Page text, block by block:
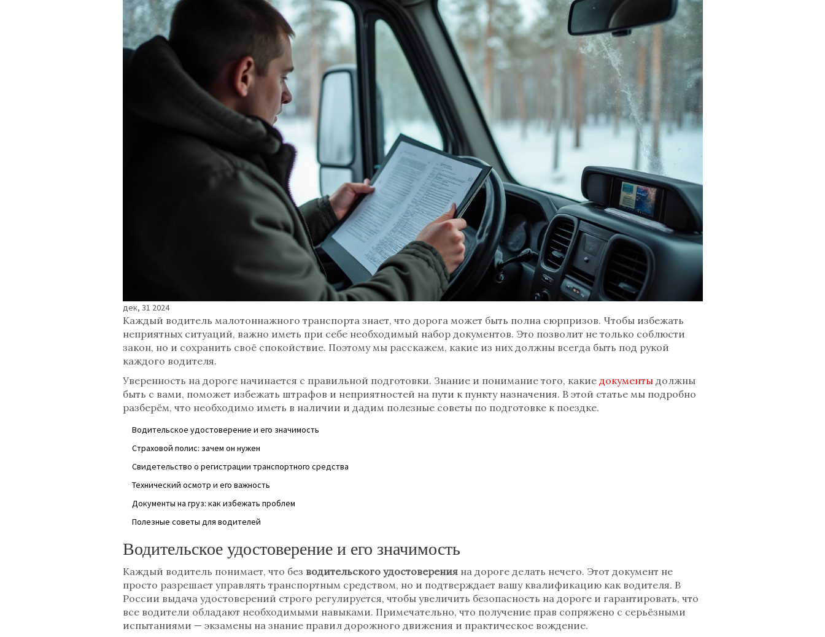
дек, 31 2024
Каждый водитель малотоннажного транспорта знает, что дорога может быть полна сюрпризов. Чтобы избежать
неприятных ситуаций, важно иметь при себе необходимый набор документов. Это позволит не только соблюсти
закон, но и сохранить своё спокойствие. Поэтому мы расскажем, какие из них должны всегда быть под рукой
каждого водителя.
Уверенность на дороге начинается с правильной подготовки. Знание и понимание того, какие документыдолжны
быть с вами, поможет избежать штрафов и неприятностей на пути к пункту назначения. В этой статье мы подробно
разберём, что необходимо иметь в наличии и дадим полезные советы по подготовке к поездке.
Водительское удостоверение и его значимость
Страховой полис: зачем он нужен
Свидетельство о регистрации транспортного средства
Технический осмотр и его важность
Документы на груз: как избежать проблем
Полезные советы для водителей
Водительское удостоверение и его значимость
Каждый водитель понимает, что без водительского удостоверенияна дороге делать нечего. Этот документ не
просто разрешает управлять транспортным средством, но и подтверждает вашу квалификацию как водителя. В
России выдача удостоверений строго регулируется, чтобы увеличить безопасность на дороге и гарантировать, что
все водители обладают необходимыми навыками. Примечательно, что получение прав сопряжено с серьёзными
испытаниями — экзамены на знание правил дорожного движения и практическое вождение.